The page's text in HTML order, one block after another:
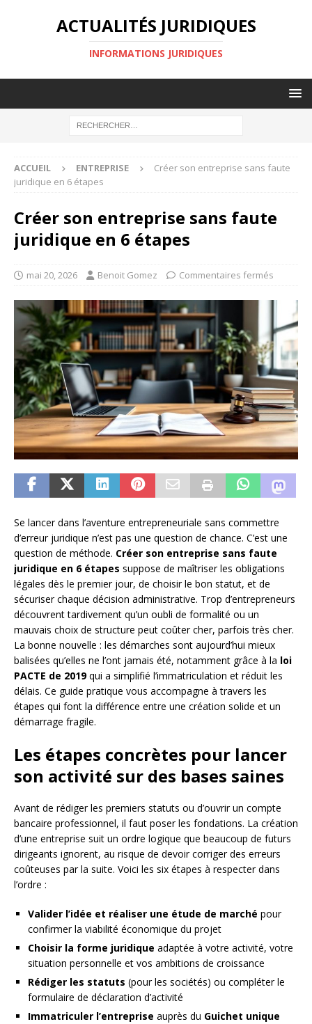
ACTUALITÉS JURIDIQUES
INFORMATIONS JURIDIQUES
ACCUEIL ENTREPRISE
Créer son entreprise sans faute
juridique en 6 étapes
Créer son entreprise sans faute
juridique en 6 étapes
mai 20, 2026 Benoit Gomez Commentaires fermés
Se lancer dans l’aventure entrepreneuriale sans commettre
d’erreur juridique n’est pas une question de chance. C’est une
question de méthode. Créer son entreprise sans faute
juridique en 6 étapes suppose de maîtriser les obligations
légales dès le premier jour, de choisir le bon statut, et de
sécuriser chaque décision administrative. Trop d’entrepreneurs
découvrent tardivement qu’un oubli de formalité ou un
mauvais choix de structure peut coûter cher, parfois très cher.
La bonne nouvelle : les démarches sont aujourd’hui mieux
balisées qu’elles ne l’ont jamais été, notamment grâce à la loi
PACTE de 2019qui a simplifié l’immatriculation et réduit les
délais. Ce guide pratique vous accompagne à travers les
étapes qui font la différence entre une création solide et un
démarrage fragile.
Les étapes concrètes pour lancer
son activité sur des bases saines
Avant de rédiger les premiers statuts ou d’ouvrir un compte
bancaire professionnel, il faut poser les fondations. La création
d’une entreprise suit un ordre logique que beaucoup de futurs
dirigeants ignorent, au risque de devoir corriger des erreurs
coûteuses par la suite. Voici les six étapes à respecter dans
l’ordre :
Valider l’idée et réaliser une étude de marché pour
confirmer la viabilité économique du projet
Choisir la forme juridique adaptée à votre activité, votre
situation personnelle et vos ambitions de croissance
Rédiger les statuts (pour les sociétés) ou compléter le
formulaire de déclaration d’activité
Immatriculer l’entreprise auprès du Guichet unique